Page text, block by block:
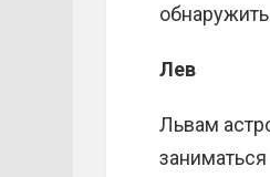
Лев
Львам